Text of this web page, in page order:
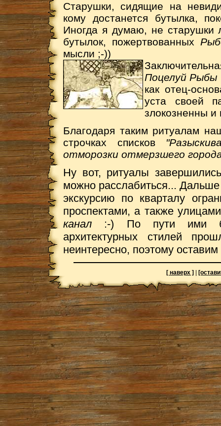
Старушки, сидящие на
кому достанется бутылка,
Иногда я думаю, не старушки
бутылок, пожертвованных
мысли ;-))
Поцелуй Рыбы
как отец-
уста своей
злокозненны и
Благодаря таким ритуалам
строчках списков
отморозки отмерзшего
Ну вот, ритуалы
можно расслабиться...
экскурсию по кварталу
проспектами, а также
канал :-) По пути ими
архитектурных стилей
неинтересно, поэтому
[ наверх ]